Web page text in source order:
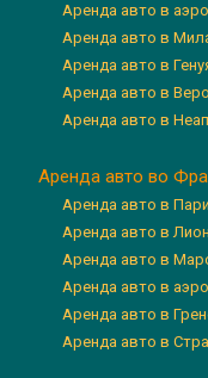
Аренда авто в
Аренда авто в
Аренда авто в
Аренда авто в
Аренда авто в
Аренда авто во
Аренда авто в
Аренда авто в
Аренда авто в
Аренда авто в
Аренда авто в
Аренда авто в